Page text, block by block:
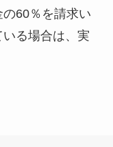
60％を請求い
る場合は、実